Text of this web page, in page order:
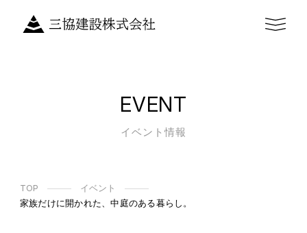
EVENT
イベント情報
TOP
イベント
家族だけに開かれた、中庭のある暮らし。